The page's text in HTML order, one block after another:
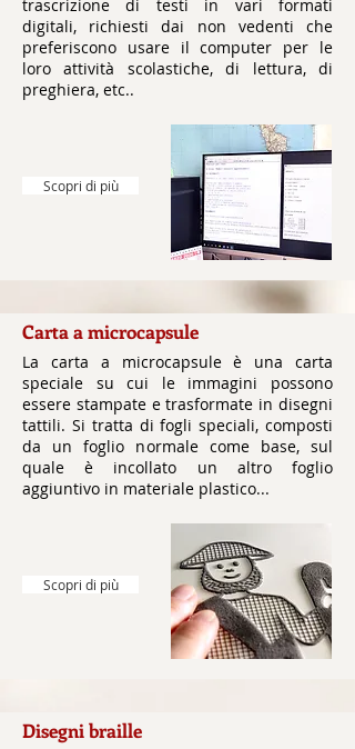
trascrizione di testi in vari formati
digitali, richiesti dai non vedenti che
preferiscono usare il computer per le
loro attività scolastiche, di lettura, di
preghiera, etc..
Scopri di più
Carta a microcapsule
La carta a microcapsule è una carta
speciale su cui le immagini possono
essere stampate e trasformate in disegni
tattili. Si tratta di fogli speciali, composti
da un foglio normale come base, sul
quale è incollato un altro foglio
aggiuntivo in materiale plastico...
Scopri di più
Disegni braille